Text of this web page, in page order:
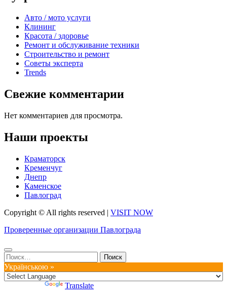
Авто / мото услуги
Клининг
Красота / здоровье
Ремонт и обслуживание техники
Строительство и ремонт
Советы эксперта
Trends
Свежие комментарии
Нет комментариев для просмотра.
Наши проекты
Краматорск
Кременчуг
Днепр
Каменское
Павлоград
Copyright © All rights reserved | VISIT NOW
Проверенные организации Павлограда
Найти:
Українською »
Translate